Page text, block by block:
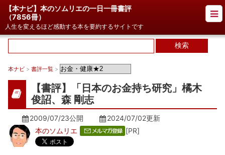
【本ナビ】本のソムリエの一日一冊書評
（7856冊）
人生を変えるほど感動する本を要約するサイトです
本ナビ > 書評一覧 >
【書評】「日本のお金持ち研究」橘木
俊詔、森 剛志
2009/07/23公開 2024/07/02更新
本のソムリエ
[PR]